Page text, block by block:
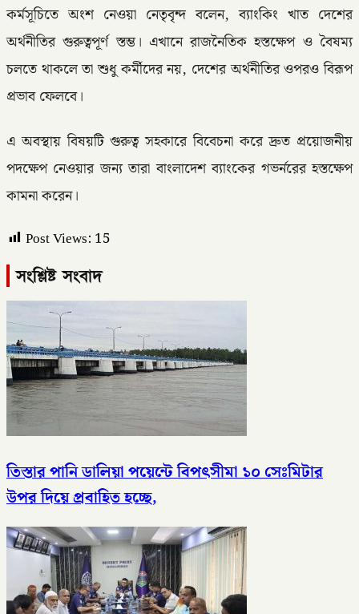
কর্মসূচিতে অংশ নেওয়া নেতৃবৃন্দ বলেন, ব্যাংকিং খাত দেশের
অর্থনীতির গুরুত্বপূর্ণ স্তম্ভ। এখানে রাজনৈতিক হস্তক্ষেপ ও বৈষম্য
চলতে থাকলে তা শুধু কর্মীদের নয়, দেশের অর্থনীতির ওপরও বিরূপ
প্রভাব ফেলবে।
এ অবস্থায় বিষয়টি গুরুত্ব সহকারে বিবেচনা করে দ্রুত প্রয়োজনীয়
পদক্ষেপ নেওয়ার জন্য তারা বাংলাদেশ ব্যাংকের গভর্নরের হস্তক্ষেপ
কামনা করেন।
Post Views: 15
সংশ্লিষ্ট সংবাদ
তিস্তার পানি ডালিয়া পয়েন্টে বিপৎসীমা ১০ সেঃমিটার
উপর দিয়ে প্রবাহিত হচ্ছে,